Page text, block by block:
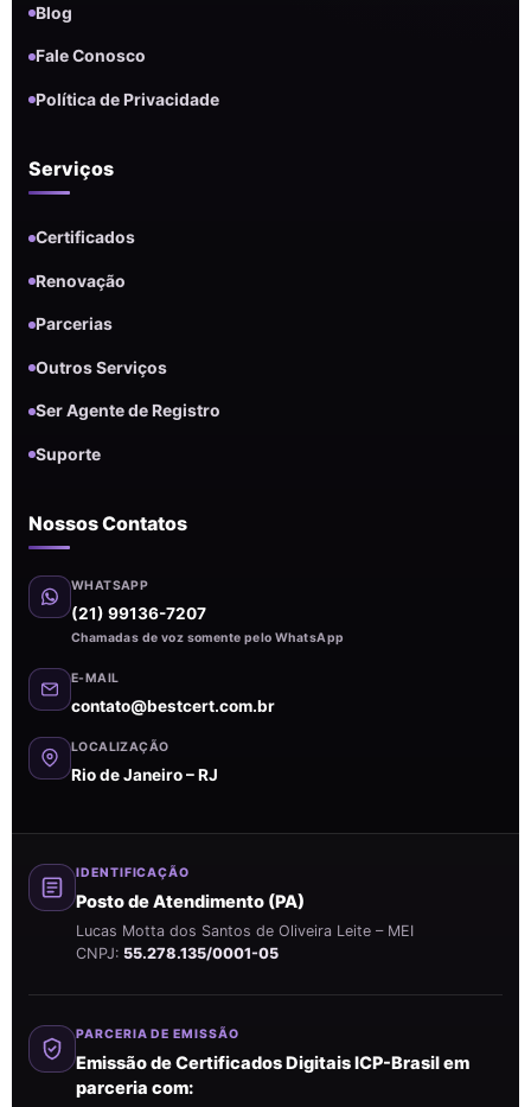
Blog
Fale Conosco
Política de Privacidade
Serviços
Certificados
Renovação
Parcerias
Outros Serviços
Ser Agente de Registro
Suporte
Nossos Contatos
WHATSAPP
(21) 99136-7207
Chamadas de voz somente pelo WhatsApp
E-MAIL
contato@bestcert.com.br
LOCALIZAÇÃO
Rio de Janeiro – RJ
IDENTIFICAÇÃO
Posto de Atendimento (PA)
Lucas Motta dos Santos de Oliveira Leite – MEI
CNPJ: 55.278.135/0001-05
PARCERIA DE EMISSÃO
Emissão de Certificados Digitais ICP-Brasil em
parceria com: